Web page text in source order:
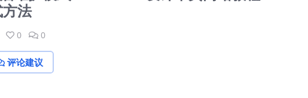
法
0 0
评论建议